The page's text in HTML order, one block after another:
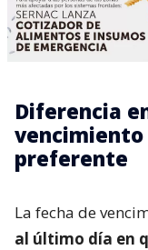
Diferencia
vencimiento
preferente
La fecha de
al último día en